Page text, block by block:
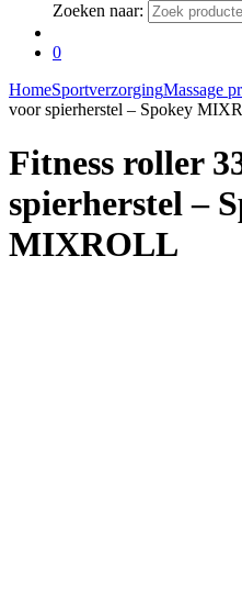
Zoeken naar:
0
HomeSportverzorgingMassage
voor spierherstel – Spokey
Fitness roller
spierherstel –
MIXROLL